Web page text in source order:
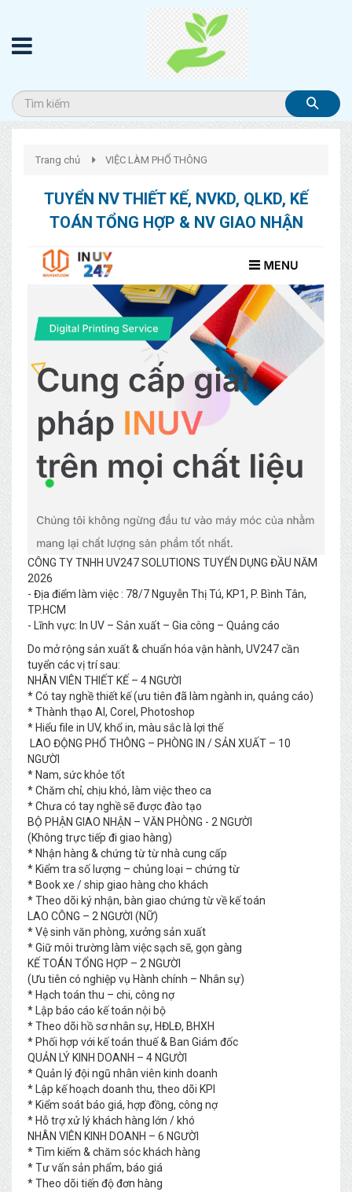
Trang chủ VIỆC LÀM PHỔ THÔNG
TUYỂN NV THIẾT KẾ, NVKD, QLKD, KẾ
TOÁN TỔNG HỢP & NV GIAO NHẬN
CÔNG TY TNHH UV247 SOLUTIONS TUYỂN DỤNG ĐẦU NĂM
2026
- Địa điểm làm việc : 78/7 Nguyễn Thị Tú, KP1, P. Bình Tân,
TP.HCM
- Lĩnh vực: In UV – Sản xuất – Gia công – Quảng cáo
Do mở rộng sản xuất & chuẩn hóa vận hành, UV247 cần
tuyển các vị trí sau:
NHÂN VIÊN THIẾT KẾ – 4 NGƯỜI
* Có tay nghề thiết kế (ưu tiên đã làm ngành in, quảng cáo)
* Thành thạo AI, Corel, Photoshop
* Hiểu file in UV, khổ in, màu sắc là lợi thế
LAO ĐỘNG PHỔ THÔNG – PHÒNG IN / SẢN XUẤT – 10
NGƯỜI
* Nam, sức khỏe tốt
* Chăm chỉ, chịu khó, làm việc theo ca
* Chưa có tay nghề sẽ được đào tạo
BỘ PHẬN GIAO NHẬN – VĂN PHÒNG - 2 NGƯỜI
(Không trực tiếp đi giao hàng)
* Nhận hàng & chứng từ từ nhà cung cấp
* Kiểm tra số lượng – chủng loại – chứng từ
* Book xe / ship giao hàng cho khách
* Theo dõi ký nhận, bàn giao chứng từ về kế toán
LAO CÔNG – 2 NGƯỜI (NỮ)
* Vệ sinh văn phòng, xưởng sản xuất
* Giữ môi trường làm việc sạch sẽ, gọn gàng
KẾ TOÁN TỔNG HỢP – 2 NGƯỜI
(Ưu tiên có nghiệp vụ Hành chính – Nhân sự)
* Hạch toán thu – chi, công nợ
* Lập báo cáo kế toán nội bộ
* Theo dõi hồ sơ nhân sự, HĐLĐ, BHXH
* Phối hợp với kế toán thuế & Ban Giám đốc
QUẢN LÝ KINH DOANH – 4 NGƯỜI
* Quản lý đội ngũ nhân viên kinh doanh
* Lập kế hoạch doanh thu, theo dõi KPI
* Kiểm soát báo giá, hợp đồng, công nợ
* Hỗ trợ xử lý khách hàng lớn / khó
NHÂN VIÊN KINH DOANH – 6 NGƯỜI
* Tìm kiếm & chăm sóc khách hàng
* Tư vấn sản phẩm, báo giá
* Theo dõi tiến độ đơn hàng